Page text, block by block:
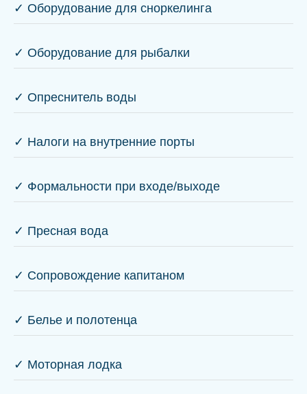
✓ Оборудование для сноркелинга
✓ Оборудование для рыбалки
✓ Опреснитель воды
✓ Налоги на внутренние порты
✓ Формальности при входе/выходе
✓ Пресная вода
✓ Сопровождение капитаном
✓ Белье и полотенца
✓ Моторная лодка